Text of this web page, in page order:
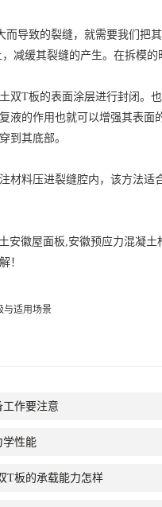
导致的裂缝，就需要我们把
减缓其裂缝的产生。在拆模的
双T板的表面涂层进行封闭。
液的作用也就可以增强其表
到其底部。
材料压进裂缝腔内，该方法
安徽屋面板,安徽预应力混凝土
！
与适用场景
作要注意
学性能
T板的承载能力怎样